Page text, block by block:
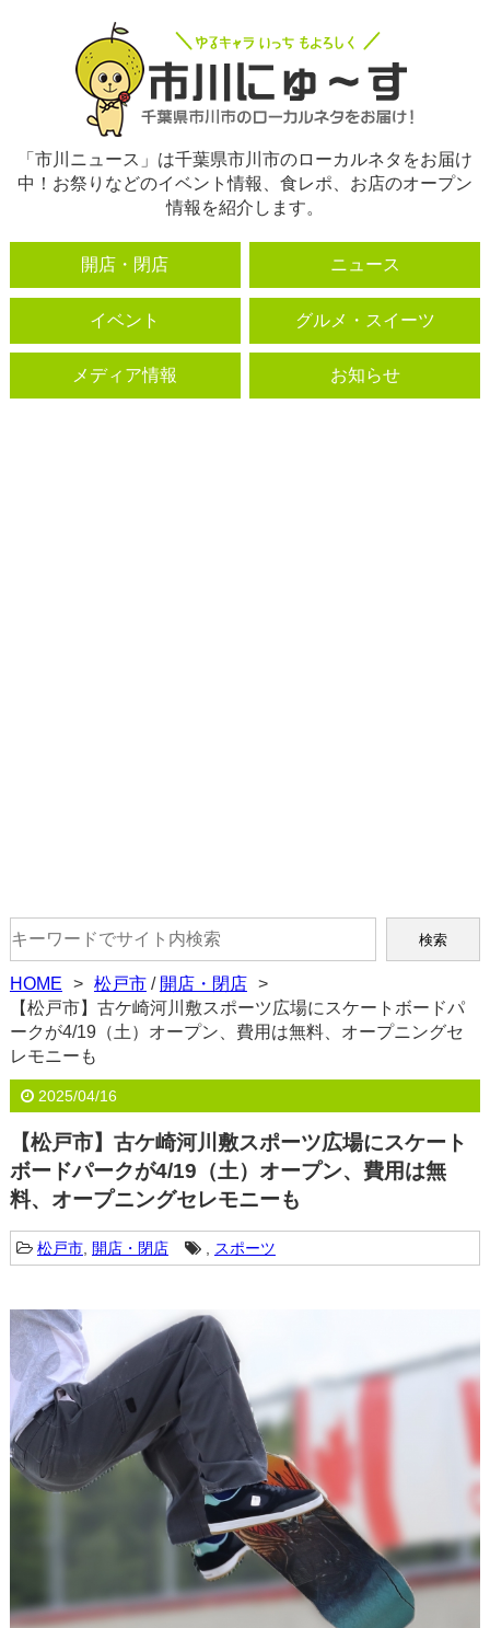
「市川ニュース」は千葉県市川市のローカルネタをお届け
中！お祭りなどのイベント情報、食レポ、お店のオープン
情報を紹介します。
開店・閉店 ニュース
イベント グルメ・スイーツ
メディア情報 お知らせ
HOME 松戸市/ 開店・閉店
【松戸市】古ケ崎河川敷スポーツ広場にスケートボードパ
ークが4/19（土）オープン、費用は無料、オープニングセ
レモニーも
2025/04/16
【松戸市】古ケ崎河川敷スポーツ広場にスケート
ボードパークが4/19（土）オープン、費用は無
料、オープニングセレモニーも
松戸市, 開店・閉店 , スポーツ